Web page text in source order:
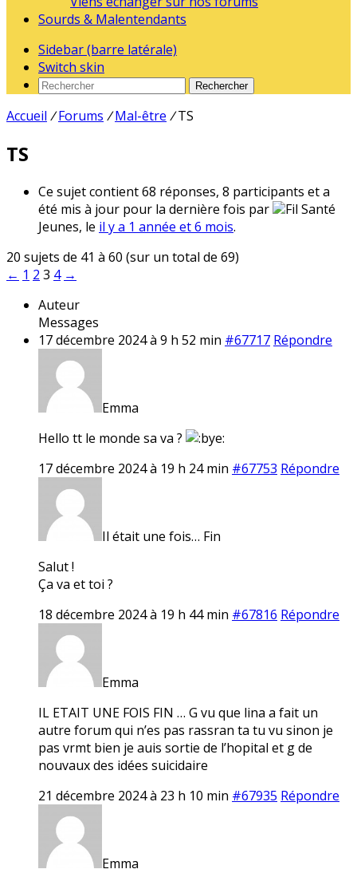
Sourds & Malentendants
Sidebar (barre latérale)
Switch skin
Rechercher
Accueil / Forums / Mal-être / TS
TS
Ce sujet contient 68 réponses, 8 participants et a
été mis à jour pour la dernière fois par
Fil Santé
Jeunes, le il y a 1 année et 6 mois.
20 sujets de 41 à 60 (sur un total de 69)
← 1 2 3 4 →
Auteur
Messages
17 décembre 2024 à 9 h 52 min #67717 Répondre
Emma
Hello tt le monde sa va ?
17 décembre 2024 à 19 h 24 min #67753 Répondre
Il était une fois… Fin
Salut !
Ça va et toi ?
18 décembre 2024 à 19 h 44 min #67816 Répondre
Emma
IL ETAIT UNE FOIS FIN … G vu que lina a fait un
autre forum qui n’es pas rassran ta tu vu sinon je
pas vrmt bien je auis sortie de l’hopital et g de
nouvaux des idées suicidaire
21 décembre 2024 à 23 h 10 min #67935 Répondre
Emma